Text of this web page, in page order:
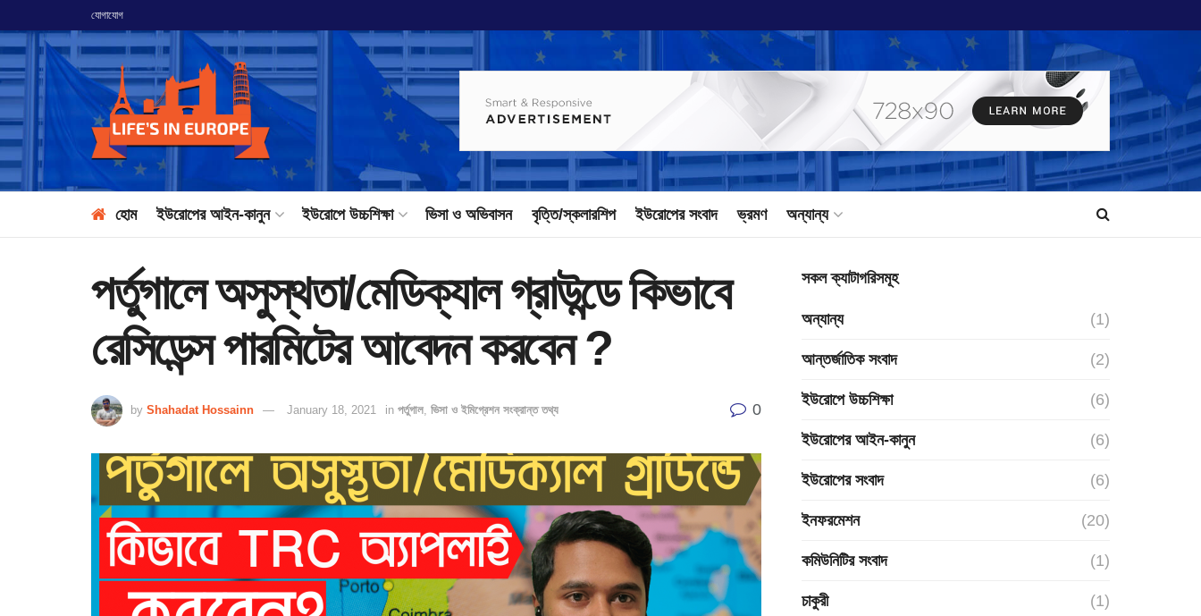
যোগাযোগ
হোম ইউরোপের আইন-কানুন ইউরোপে উচ্চশিক্ষা ভিসা ও অভিবাসন বৃত্তি/স্কলারশিপ ইউরোপের সংবাদ ভ্রমণ অন্যান্য
পর্তুগালে অসুস্থতা/মেডিক্যাল গ্রাউন্ডে কিভাবে
রেসিডেন্স পারমিটের আবেদন করবেন ?
by Shahadat Hossainn January 18, 2021 in পর্তুগাল ভিসা ও ইমিগ্রেশন সংক্রান্ত তথ্য 0
সকল ক্যাটাগরিসমূহ
অন্যান্য (1)
আন্তর্জাতিক সংবাদ (2)
ইউরোপে উচ্চশিক্ষা (6)
ইউরোপের আইন-কানুন (6)
ইউরোপের সংবাদ (6)
ইনফরমেশন (20)
কমিউনিটির সংবাদ (1)
চাকুরী (1)